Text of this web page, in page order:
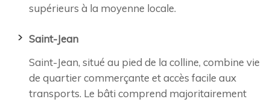
supérieurs à la moyenne locale.
Saint-Jean
Saint-Jean, situé au pied de la colline, combine vie
de quartier commerçante et accès facile aux
transports. Le bâti comprend majoritairement